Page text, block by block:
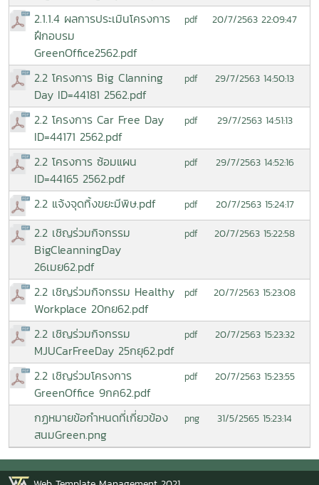
2.1.1.4 ผลการประเมินโครงการ
ฝึกอบรม
GreenOffice2562.pdf
pdf 20/7/2563 22:09:47
2.2 โครงการ Big Clanning
Day ID=44181 2562.pdf
pdf 29/7/2563 14:50:13
2.2 โครงการ Car Free Day
ID=44171 2562.pdf
pdf 29/7/2563 14:51:13
2.2 โครงการ ซ้อมแผน
ID=44165 2562.pdf
pdf 29/7/2563 14:52:16
2.2 แจ้งจุดทิ้งขยะมีพิษ.pdf pdf 20/7/2563 15:24:17
2.2 เชิญร่วมกิจกรรม
BigCleanningDay
26เมย62.pdf
pdf 20/7/2563 15:22:58
2.2 เชิญร่วมกิจกรรม Healthy
Workplace 20กย62.pdf
pdf 20/7/2563 15:23:08
2.2 เชิญร่วมกิจกรรม
MJUCarFreeDay 25กยุ62.pdf
pdf 20/7/2563 15:23:32
2.2 เชิญร่วมโครงการ
GreenOffice 9กค62.pdf
pdf 20/7/2563 15:23:55
กฏหมายข้อกำหนดที่เกี่ยวข้อง
สนมGreen.png
png 31/5/2565 15:23:14